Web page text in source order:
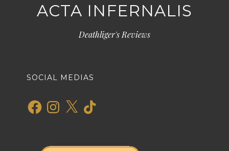
ACTA INFERNALIS
Deathliger's Reviews
SOCIAL MEDIAS
FacebookInstagram
X TikTok